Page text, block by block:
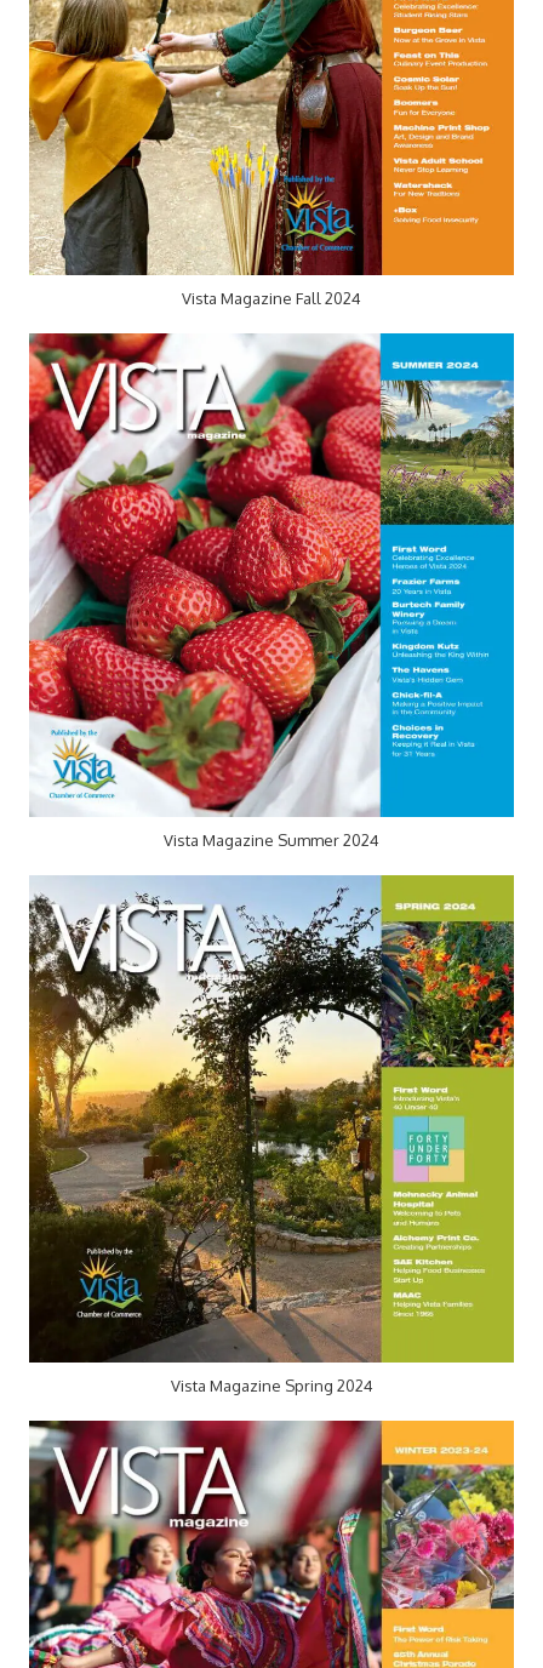
Vista Magazine Fall 2024
Vista Magazine Summer 2024
Vista Magazine Spring 2024